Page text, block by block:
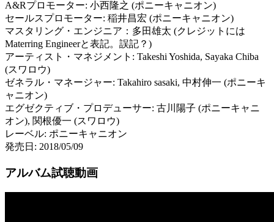
A&Rプロモーター: 小西隆之 (ポニーキャニオン)
セールスプロモーター: 稲井昌宏 (ポニーキャニオン)
マスタリング・エンジニア：多田雄太 (クレジットには
Materring Engineerと表記。誤記？)
アーティスト・マネジメント: Takeshi Yoshida, Sayaka Chiba
(スワロウ)
ゼネラル・マネージャー: Takahiro sasaki, 中村伸一 (ポニーキ
ャニオン)
エグゼクティブ・プロデューサー: 古川陽子 (ポニーキャニ
オン), 関根優一 (スワロウ)
レーベル: ポニーキャニオン
発売日: 2018/05/09
アルバム試聴動画